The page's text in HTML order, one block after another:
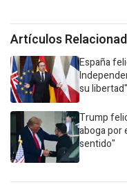
Artículos
España
su libertad"
Trump
aboga por
sentido"